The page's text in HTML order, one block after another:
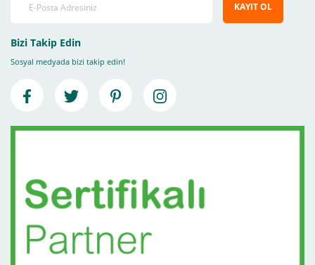
KAYIT OL
Bizi Takip Edin
Sosyal medyada bizi takip edin!